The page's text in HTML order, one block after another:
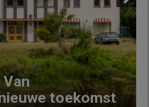
toekomst
Next